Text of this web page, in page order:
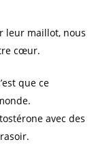
leur maillot, nous
cœur.
que ce
avec des